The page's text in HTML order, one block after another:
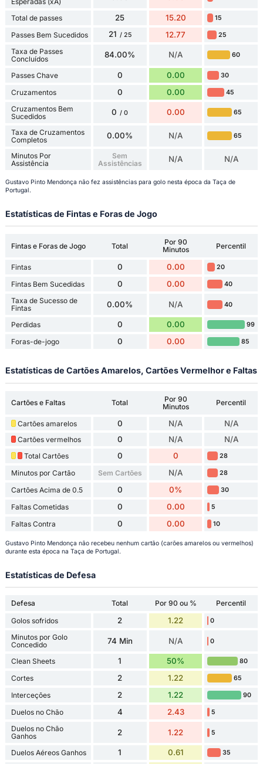
Total de passes 25 15.20 15
Passes Bem Sucedidos 21 / 25 12.77 25
Taxa de Passes
Concluídos
84.00% N/A 60
Passes Chave 0 0.00 30
Cruzamentos 0 0.00 45
Cruzamentos Bem
Sucedidos
0 / 0 0.00 65
Taxa de Cruzamentos
Completos
0.00% N/A 65
Minutos Por
Assistência
Sem
Assistências
N/A N/A
Gustavo Pinto Mendonça não fez assistências para golo nesta época da Taça de
Portugal.
Estatísticas de Fintas e Foras de Jogo
Fintas e Foras de Jogo Total
Por 90
Minutos
Percentil
Fintas 0 0.00 20
Fintas Bem Sucedidas 0 0.00 40
Taxa de Sucesso de
Fintas
0.00% N/A 40
Perdidas 0 0.00 99
Foras-de-jogo 0 0.00 85
Estatísticas de Cartões Amarelos, Cartões Vermelhor e Faltas
Cartões e Faltas Total
Por 90
Minutos
Percentil
Cartões amarelos 0 N/A N/A
Cartões vermelhos 0 N/A N/A
Total Cartões 0 0 28
Minutos por Cartão Sem Cartões N/A 28
Cartões Acima de 0.5 0 0% 30
Faltas Cometidas 0 0.00 5
Faltas Contra 0 0.00 10
Gustavo Pinto Mendonça não recebeu nenhum cartão (carões amarelos ou vermelhos)
durante esta época na Taça de Portugal.
Estatísticas de Defesa
Defesa Total Por 90 ou %
Percentil
Golos sofridos
2 1.22 0
Minutos por Golo
Concedido
74 Min N/A 0
Clean Sheets 1 50% 80
Cortes 2 1.22 65
Interceções 2 1.22 90
Duelos no Chão 4 2.43 5
Duelos no Chão
Ganhos
2 1.22 5
Duelos Aéreos Ganhos 1 0.61 35